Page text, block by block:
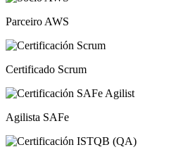
Parceiro AWS
Certificado Scrum
Agilista SAFe